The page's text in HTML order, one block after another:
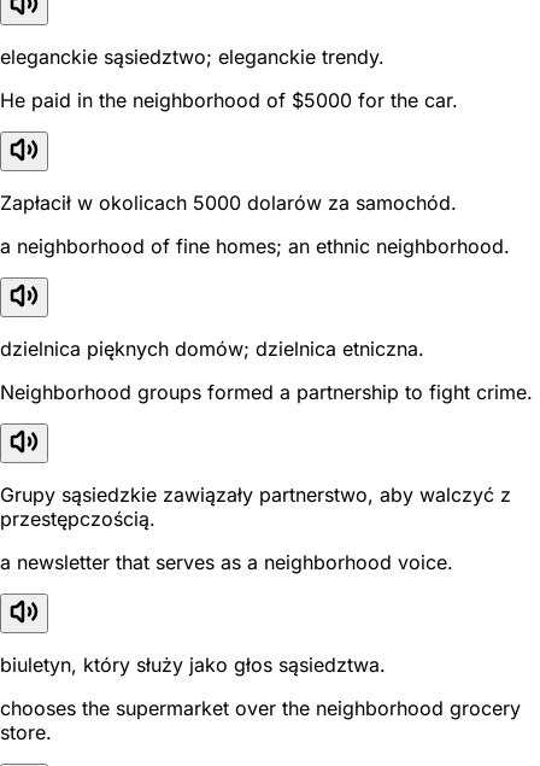
eleganckie sąsiedztwo; eleganckie trendy.
He paid in the neighborhood of $5000 for the car.
Zapłacił w okolicach 5000 dolarów za samochód.
a neighborhood of fine homes; an ethnic neighborhood.
dzielnica pięknych domów; dzielnica etniczna.
Neighborhood groups formed a partnership to fight crime.
Grupy sąsiedzkie zawiązały partnerstwo, aby walczyć z
przestępczością.
a newsletter that serves as a neighborhood voice.
biuletyn, który służy jako głos sąsiedztwa.
chooses the supermarket over the neighborhood grocery
store.